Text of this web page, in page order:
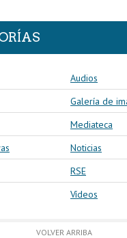
Audios
Galería de
Mediateca
Noticias
RSE
Vídeos
VOLVER ARRIBA